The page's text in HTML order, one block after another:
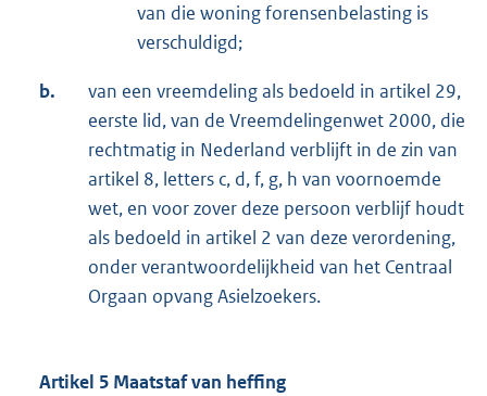
van die woning forensenbelasting is
verschuldigd;
b.
van een vreemdeling als bedoeld in artikel 29,
eerste lid, van de Vreemdelingenwet 2000, die
rechtmatig in Nederland verblijft in de zin van
artikel 8, letters c, d, f, g, h van voornoemde
wet, en voor zover deze persoon verblijf houdt
als bedoeld in artikel 2 van deze verordening,
onder verantwoordelijkheid van het Centraal
Orgaan opvang Asielzoekers.
Artikel 5 Maatstaf van heffing